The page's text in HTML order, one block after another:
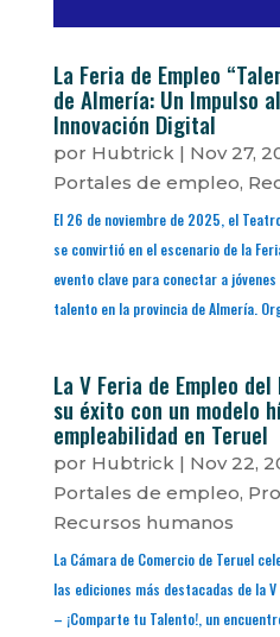
La Feria de Empleo
de Almería: Un Impulso
Innovación Digital
por Hubtrick| Nov 27,
Portales de empleo,
El 26 de noviembre de 2025, el
se convirtió en el escenario de la
evento clave para conectar a
talento en la provincia de Almería.
La V Feria de Empleo
su éxito con un modelo
empleabilidad en Teruel
por Hubtrick| Nov 22,
Portales de empleo,
Recursos humanos
La Cámara de Comercio de Teruel
las ediciones más destacadas de la
– ¡Comparte tu Talento!, un